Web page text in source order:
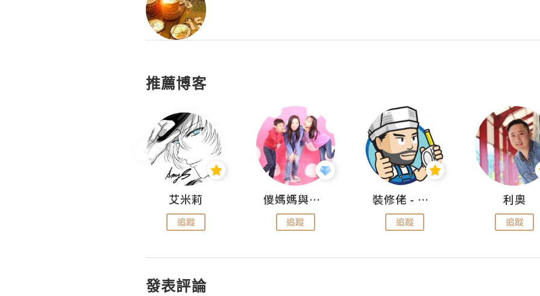
推薦博客
艾米莉
追蹤
儍媽媽與兩隻小魔怪之家
追蹤
裝修佬 - 香港一站式網上裝修平台
追蹤
利奧
追蹤
發表評論